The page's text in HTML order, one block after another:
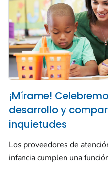
¡Mírame!
desarrollo y
inquietudes
Los proveedores de
infancia cumplen una